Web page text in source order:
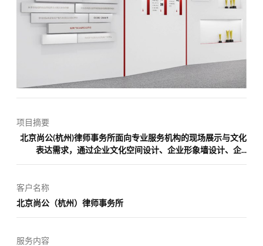
项目摘要
北京尚公(杭州)律师事务所面向专业服务机构的现场展示与文化
表达需求，通过企业文化空间设计、企业形象墙设计、企...
客户名称
北京尚公（杭州）律师事务所
服务内容